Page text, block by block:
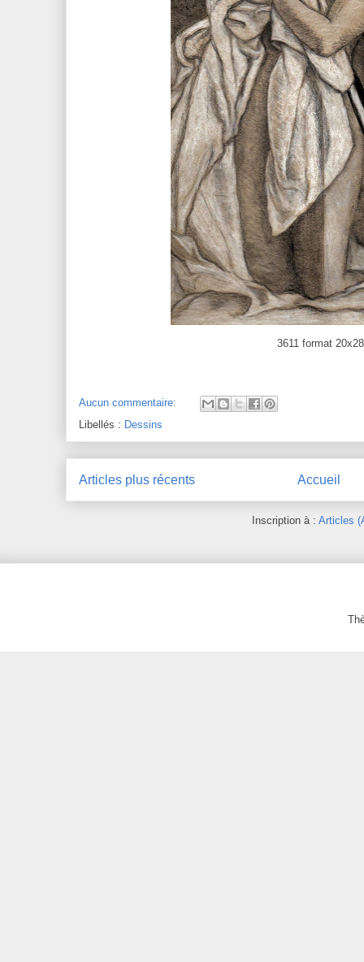
3611 format 20x28
Aucun commentaire:
Libellés : Dessins
Articles plus récents Accueil
Inscription à :Articles